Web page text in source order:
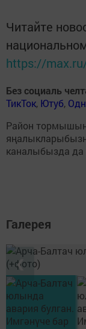
Читайте
https://
Без социаль
ТикТок, Ютуб,
Район
каналыбызда да
Галерея
❮